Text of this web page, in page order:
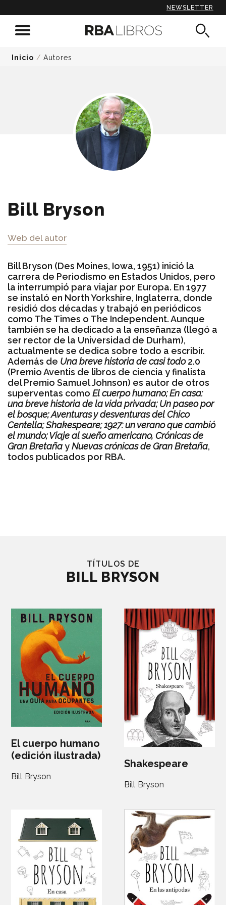
NEWSLETTER
Inicio / Autores
Bill Bryson
Web del autor
Bill Bryson (Des Moines, Iowa, 1951) inició la
carrera de Periodismo en Estados Unidos, pero
la interrumpió para viajar por Europa. En 1977
se instaló en North Yorkshire, Inglaterra, donde
residió dos décadas y trabajó en periódicos
como The Times o The Independent. Aunque
también se ha dedicado a la enseñanza (llegó a
ser rector de la Universidad de Durham),
actualmente se dedica sobre todo a escribir.
Además de Una breve historia de casi todo2.0
(Premio Aventis de libros de ciencia y finalista
del Premio Samuel Johnson) es autor de otros
superventas como El cuerpo humano; En casa:
una breve historia de la vida privada; Un paseo por
el bosque; Aventuras y desventuras del Chico
Centella; Shakespeare; 1927: un verano que cambió
el mundo; Viaje al sueño americano, Crónicas de
Gran BretañayNuevas crónicas de Gran Bretaña,
todos publicados por RBA.
TÍTULOS DE
BILL BRYSON
El cuerpo humano
(edición ilustrada)
Bill Bryson
Shakespeare
Bill Bryson